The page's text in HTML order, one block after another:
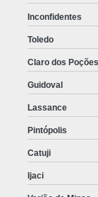
Inconfidentes
Toledo
Claro dos Poções
Guidoval
Lassance
Pintópolis
Catuji
Ijaci